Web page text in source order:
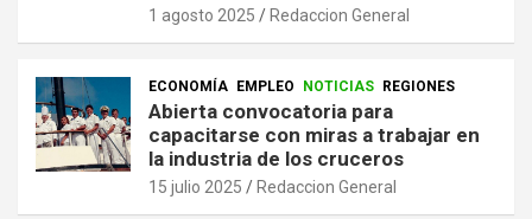
1 agosto 2025 Redaccion General
ECONOMÍA EMPLEO NOTICIAS REGIONES
Abierta convocatoria para
capacitarse con miras a trabajar en
la industria de los cruceros
15 julio 2025 Redaccion General